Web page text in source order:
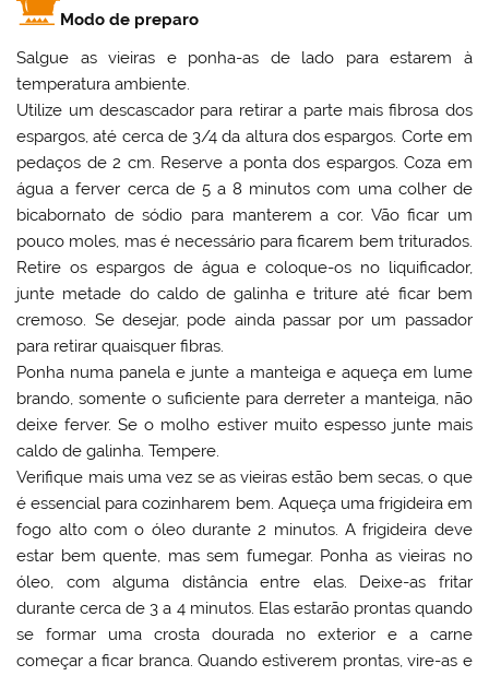
Modo de preparo
Salgue as vieiras e ponha-as de lado para estarem à
temperatura ambiente.
Utilize um descascador para retirar a parte mais fibrosa dos
espargos, até cerca de 3/4 da altura dos espargos. Corte em
pedaços de 2 cm. Reserve a ponta dos espargos. Coza em
água a ferver cerca de 5 a 8 minutos com uma colher de
bicabornato de sódio para manterem a cor. Vão ficar um
pouco moles, mas é necessário para ficarem bem triturados.
Retire os espargos de água e coloque-os no liquificador,
junte metade do caldo de galinha e triture até ficar bem
cremoso. Se desejar, pode ainda passar por um passador
para retirar quaisquer fibras.
Ponha numa panela e junte a manteiga e aqueça em lume
brando, somente o suficiente para derreter a manteiga, não
deixe ferver. Se o molho estiver muito espesso junte mais
caldo de galinha. Tempere.
Verifique mais uma vez se as vieiras estão bem secas, o que
é essencial para cozinharem bem. Aqueça uma frigideira em
fogo alto com o óleo durante 2 minutos. A frigideira deve
estar bem quente, mas sem fumegar. Ponha as vieiras no
óleo, com alguma distância entre elas. Deixe-as fritar
durante cerca de 3 a 4 minutos. Elas estarão prontas quando
se formar uma crosta dourada no exterior e a carne
começar a ficar branca. Quando estiverem prontas, vire-as e